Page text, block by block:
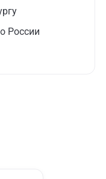
России